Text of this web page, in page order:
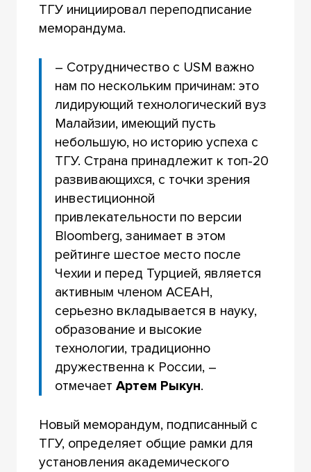
ТГУ инициировал переподписание
меморандума.
– Сотрудничество с USM важно
нам по нескольким причинам: это
лидирующий технологический вуз
Малайзии, имеющий пусть
небольшую, но историю успеха с
ТГУ. Cтрана принадлежит к топ-20
развивающихся, с точки зрения
инвестиционной
привлекательности по версии
Bloomberg, занимает в этом
рейтинге шестое место после
Чехии и перед Турцией, является
активным членом АСЕАН,
серьезно вкладывается в науку,
образование и высокие
технологии, традиционно
дружественна к России, –
отмечаетАртем Рыкун.
Новый меморандум, подписанный с
ТГУ, определяет общие рамки для
установления академического